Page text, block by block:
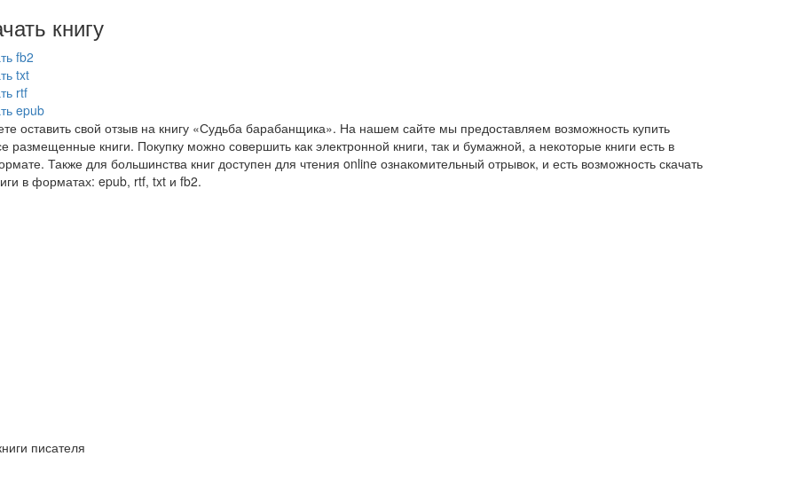
книгу
fb2
txt
rtf
epub
оставить свой отзыв на книгу «Судьба барабанщика». На нашем сайте мы предоставляем возможность купить
размещенные книги. Покупку можно совершить как электронной книги, так и бумажной, а некоторые книги есть в
Также для большинства книг доступен для чтения online ознакомительный отрывок, и есть возможность скачать
в форматах: epub, rtf, txt и fb2.
писателя